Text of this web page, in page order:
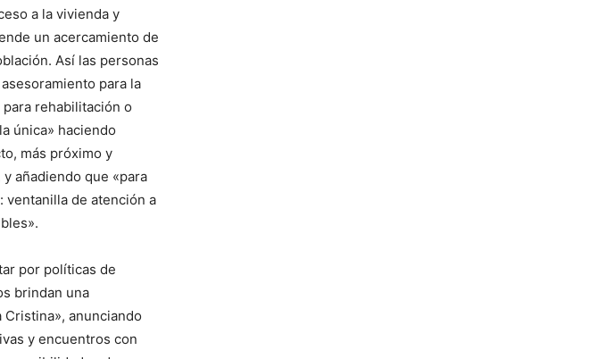
a la vivienda y
un acercamiento de
Así las personas
para la
rehabilitación o
única» haciendo
más próximo y
añadiendo que «para
ventanilla de atención a
por políticas de
brindan una
anunciando
y encuentros con